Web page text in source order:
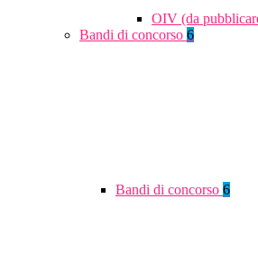
OIV (da
Bandi di concorso 6
Bandi di concorso 6